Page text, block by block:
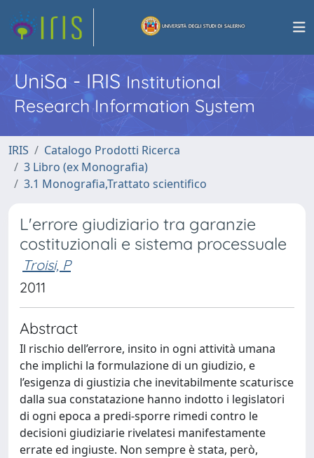
UniSa - IRISInstitutional
Research Information System
IRIS
Catalogo Prodotti Ricerca
3 Libro (ex Monografia)
3.1 Monografia,Trattato scientifico
L'errore giudiziario tra garanzie
costituzionali e sistema processuale
Troisi, P
2011
Abstract
Il rischio dell’errore, insito in ogni attività umana
che implichi la formulazione di un giudizio, e
l’esigenza di giustizia che inevitabilmente scaturisce
dalla sua constatazione hanno indotto i legislatori
di ogni epoca a predi-sporre rimedi contro le
decisioni giudiziarie rivelatesi manifestamente
errate ed ingiuste. Non sempre è stata, però,